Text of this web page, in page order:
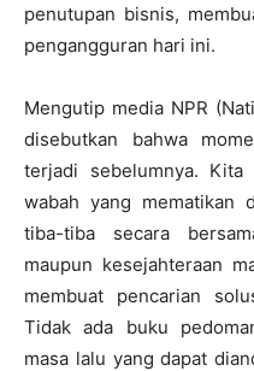
penutupan bisnis,
pengangguran hari ini.
Mengutip media NPR
disebutkan bahwa
terjadi sebelumnya. Kita
wabah yang mematikan
tiba-tiba secara
maupun kesejahteraan
membuat pencarian
Tidak ada buku
masa lalu yang dapat